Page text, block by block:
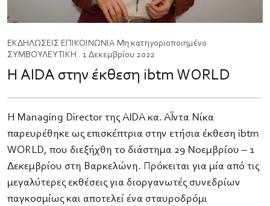
ΕΚΔΗΛΩΣΕΙΣ ΕΠΙΚΟΙΝΩΝΙΑ Μη κατηγοριοποιημένο
ΣΥΜΒΟΥΛΕΥΤΙΚΗ . 1 Δεκεμβρίου 2022
Η AIDA στην έκθεση ibtm WORLD
Η Managing Director της AIDA κα. Αΐντα Νίκα
παρευρέθηκε ως επισκέπτρια στην ετήσια έκθεση ibtm
WORLD, που διεξήχθη το διάστημα 29 Νοεμβρίου – 1
Δεκεμβρίου στη Βαρκελώνη. Πρόκειται για μία από τις
μεγαλύτερες εκθέσεις για διοργανωτές συνεδρίων
παγκοσμίως και αποτελεί ένα σταυροδρόμι